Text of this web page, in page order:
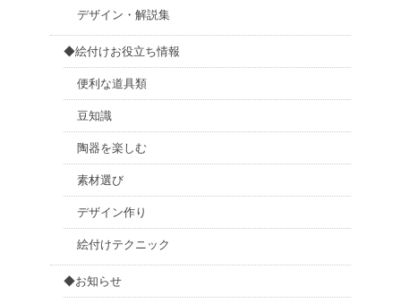
デザイン・解説集
◆絵付けお役立ち情報
便利な道具類
豆知識
陶器を楽しむ
素材選び
デザイン作り
絵付けテクニック
◆お知らせ